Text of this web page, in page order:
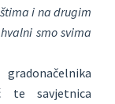
i na drugim
smo svima
te savjetnica